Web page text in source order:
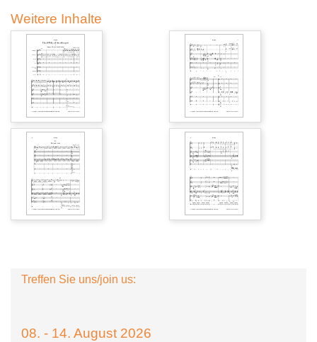
Weitere Inhalte
Treffen Sie uns/join us:
08. - 14. August 2026